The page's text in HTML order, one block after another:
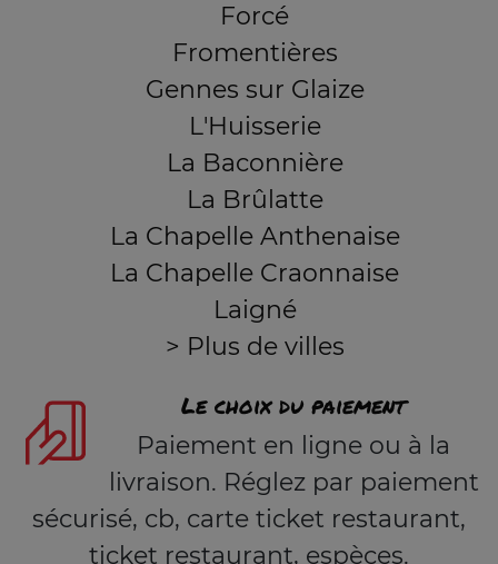
Forcé
Fromentières
Gennes sur Glaize
L'Huisserie
La Baconnière
La Brûlatte
La Chapelle Anthenaise
La Chapelle Craonnaise
Laigné
> Plus de villes
Le choix du paiement
Paiement en ligne ou à la
livraison. Réglez par paiement
sécurisé, cb, carte ticket restaurant,
ticket restaurant, espèces.